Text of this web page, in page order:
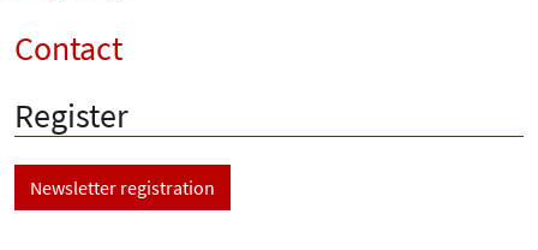
Contact
Register
Newsletter registration